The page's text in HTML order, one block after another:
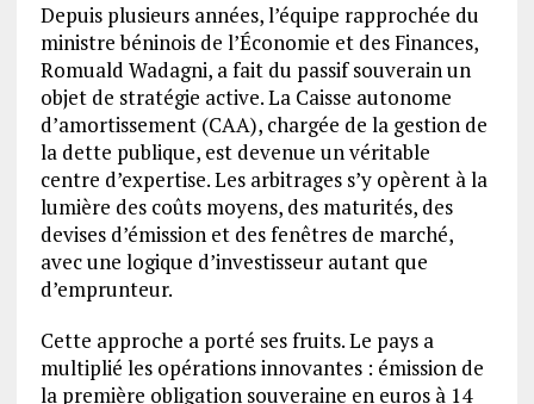
Depuis plusieurs années, l’équipe rapprochée du
ministre béninois de l’Économie et des Finances,
Romuald Wadagni, a fait du passif souverain un
objet de stratégie active. La Caisse autonome
d’amortissement (CAA), chargée de la gestion de
la dette publique, est devenue un véritable
centre d’expertise. Les arbitrages s’y opèrent à la
lumière des coûts moyens, des maturités, des
devises d’émission et des fenêtres de marché,
avec une logique d’investisseur autant que
d’emprunteur.
Cette approche a porté ses fruits. Le pays a
multiplié les opérations innovantes : émission de
la première obligation souveraine en euros à 14